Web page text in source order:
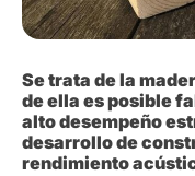
Se trata de la
de ella es posible
alto desempeño
desarrollo de
rendimiento